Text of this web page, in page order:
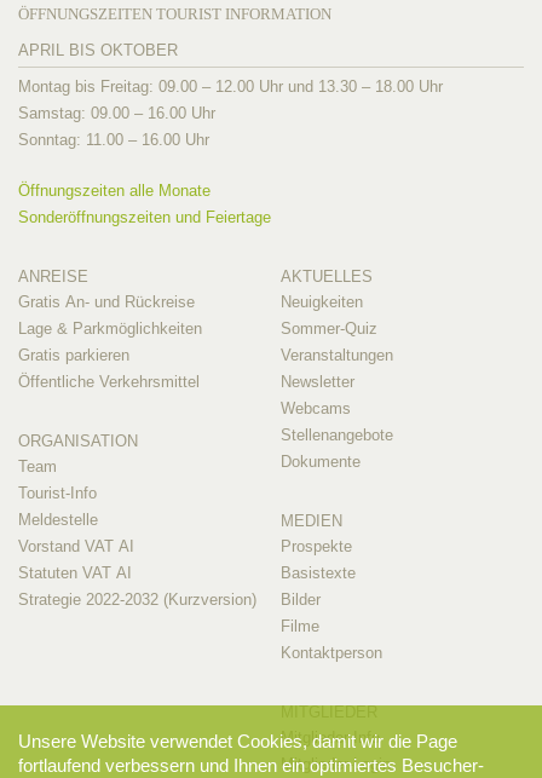
ÖFFNUNGSZEITEN TOURIST INFORMATION
APRIL BIS OKTOBER
Montag bis Freitag: 09.00 – 12.00 Uhr und 13.30 – 18.00 Uhr
Samstag: 09.00 – 16.00 Uhr
Sonntag: 11.00 – 16.00 Uhr
Öffnungszeiten alle Monate
Sonderöffnungszeiten und Feiertage
ANREISE
Gratis An- und Rückreise
Lage & Parkmöglichkeiten
Gratis parkieren
Öffentliche Verkehrsmittel
ORGANISATION
Team
Tourist-Info
Meldestelle
Vorstand VAT AI
Statuten VAT AI
Strategie 2022-2032 (Kurzversion)
AKTUELLES
Neuigkeiten
Sommer-Quiz
Veranstaltungen
Newsletter
Webcams
Stellenangebote
Dokumente
MEDIEN
Prospekte
Basistexte
Bilder
Filme
Kontaktperson
Mitglieder-Info
Mitglieder-Login
Unsere Website verwendet Cookies, damit wir die Page
fortlaufend verbessern und Ihnen ein optimiertes Besucher-